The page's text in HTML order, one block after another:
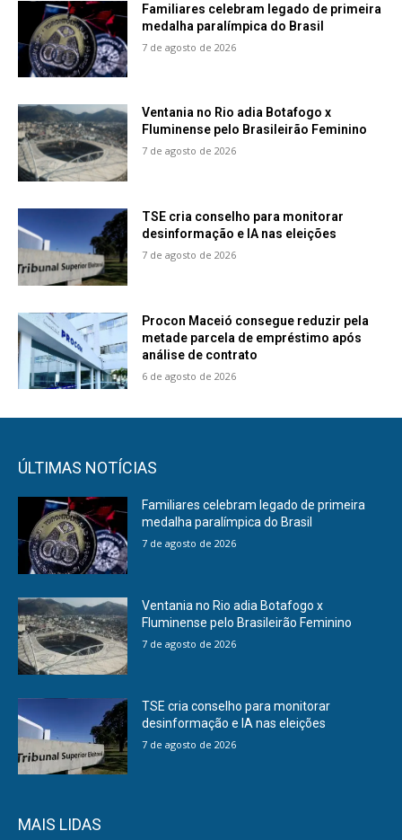
Familiares celebram legado de primeira
medalha paralímpica do Brasil
7 de agosto de 2026
Ventania no Rio adia Botafogo x
Fluminense pelo Brasileirão Feminino
7 de agosto de 2026
TSE cria conselho para monitorar
desinformação e IA nas eleições
7 de agosto de 2026
Procon Maceió consegue reduzir pela
metade parcela de empréstimo após
análise de contrato
6 de agosto de 2026
ÚLTIMAS NOTÍCIAS
Familiares celebram legado de primeira
medalha paralímpica do Brasil
7 de agosto de 2026
Ventania no Rio adia Botafogo x
Fluminense pelo Brasileirão Feminino
7 de agosto de 2026
TSE cria conselho para monitorar
desinformação e IA nas eleições
7 de agosto de 2026
MAIS LIDAS